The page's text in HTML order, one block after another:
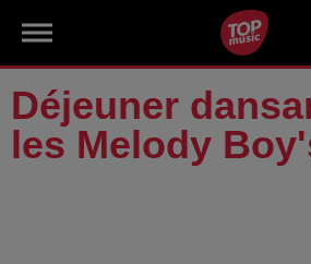
Déjeuner
les Melody